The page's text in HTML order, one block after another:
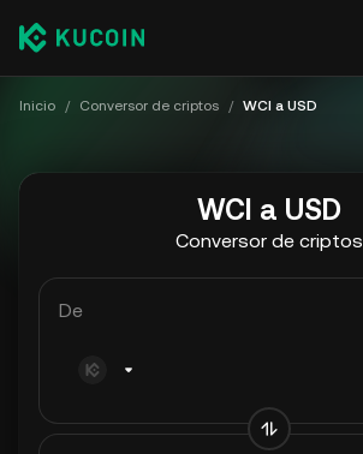
Inicio / Conversor de criptos / WCI a USD
WCI a USD
Conversor de criptos
De